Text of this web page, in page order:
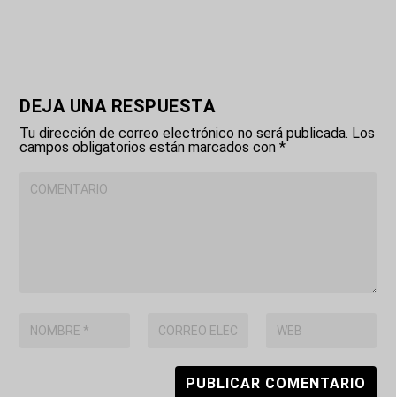
DEJA UNA RESPUESTA
Tu dirección de correo electrónico no será publicada. Los
campos obligatorios están marcados con*